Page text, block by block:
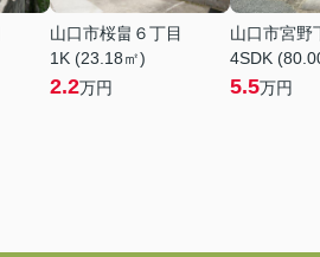
山口市桜畠６丁目
1K (23.18㎡)
2.2万円
山口市宮野
4SDK
5.5万円